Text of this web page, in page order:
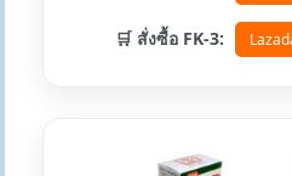
🛒 สั่งซื้อ FK-3: